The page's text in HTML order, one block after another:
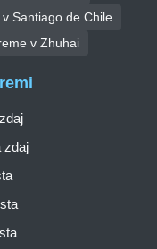
Santiago de Chile
v Zhuhai
zdaj